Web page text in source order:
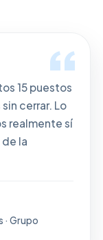
15 puestos
cerrar. Lo
realmente sí
la
· Grupo